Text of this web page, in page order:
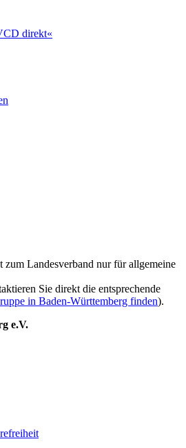
direkt«
zum Landesverband nur für allgemeine
Sie direkt die entsprechende
in Baden-Württemberg finden).
e.V.